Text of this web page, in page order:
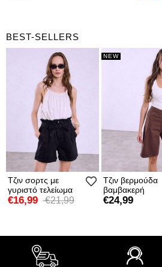
BEST-SELLERS
Τζιν σορτς με
γυριστό τελείωμα
€16,99 €21,99
NEW
Τζιν βερμούδα
βαμβακερή
€24,99